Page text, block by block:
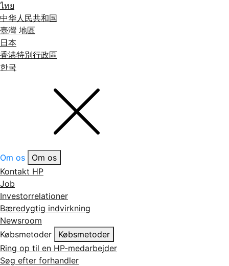
ไทย
中华人民共和国
臺灣 地區
日本
香港特別行政區
한국
Om os
Om os
Kontakt HP
Job
Investorrelationer
Bæredygtig indvirkning
Newsroom
Købsmetoder
Købsmetoder
Ring op til en HP-medarbejder
Søg efter forhandler